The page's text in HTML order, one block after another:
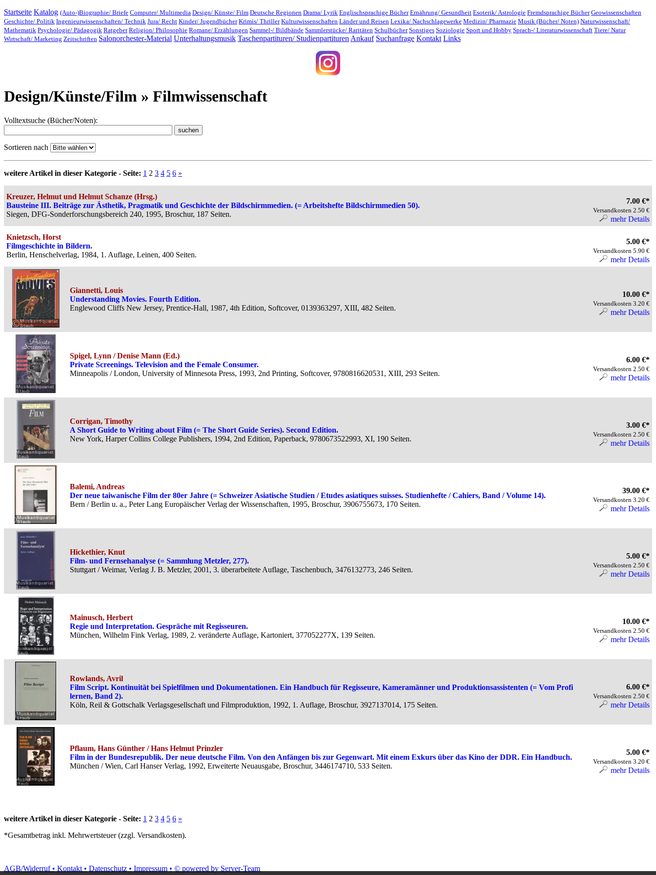
Startseite Katalog (Auto-)Biographie/ Briefe Computer/ Multimedia Design/ Künste/ Film Deutsche Regionen Drama/ Lyrik Englischsprachige Bücher Ernährung/ Gesundheit Esoterik/ Astrologie Fremdsprachige Bücher Geowissenschaften
Geschichte/ Politik Ingenieurwissenschaften/ Technik Jura/ Recht Kinder/ Jugendbücher Krimis/ Thriller Kulturwissenschaften Länder und Reisen Lexika/ Nachschlagewerke Medizin/ Pharmazie Musik (Bücher/ Noten) Naturwissenschaft/
Mathematik Psychologie/ Pädagogik Ratgeber Religion/ Philosophie Romane/ Erzählungen Sammel-/ Bildbände Sammlerstücke/ Raritäten Schulbücher Sonstiges Soziologie Sport und Hobby Sprach-/ Literaturwissenschaft Tiere/ Natur
Wirtschaft/ Marketing Zeitschriften Salonorchester-Material Unterhaltungsmusik Taschenpartituren/ Studienpartituren Ankauf Suchanfrage Kontakt Links
Design/Künste/Film » Filmwissenschaft
Volltextsuche (Bücher/Noten):
Sortieren nach
weitere Artikel in dieser Kategorie - Seite: 1 2 3 4 5 6 »
Kreuzer, Helmut und Helmut Schanze (Hrsg.)
Bausteine III. Beiträge zur Ästhetik, Pragmatik und Geschichte der Bildschirmmedien. (= Arbeitshefte Bildschirmmedien 50).
Siegen, DFG-Sonderforschungsbereich 240, 1995, Broschur, 187 Seiten.
7.00 €*
Versandkosten 2.50 €
mehr Details
Knietzsch, Horst
Filmgeschichte in Bildern.
Berlin, Henschelverlag, 1984, 1. Auflage, Leinen, 400 Seiten.
5.00 €*
Versandkosten 5.90 €
mehr Details
Giannetti, Louis
Understanding Movies. Fourth Edition.
Englewood Cliffs New Jersey, Prentice-Hall, 1987, 4th Edition, Softcover, 0139363297, XIII, 482 Seiten.
10.00 €*
Versandkosten 3.20 €
mehr Details
Spigel, Lynn / Denise Mann (Ed.)
Private Screenings. Television and the Female Consumer.
Minneapolis / London, University of Minnesota Press, 1993, 2nd Printing, Softcover, 9780816620531, XIII, 293 Seiten.
6.00 €*
Versandkosten 2.50 €
mehr Details
Corrigan, Timothy
A Short Guide to Writing about Film (= The Short Guide Series). Second Edition.
New York, Harper Collins College Publishers, 1994, 2nd Edition, Paperback, 9780673522993, XI, 190 Seiten.
3.00 €*
Versandkosten 2.50 €
mehr Details
Balemi, Andreas
Der neue taiwanische Film der 80er Jahre (= Schweizer Asiatische Studien / Etudes asiatiques suisses. Studienhefte / Cahiers, Band / Volume 14).
Bern / Berlin u. a., Peter Lang Europäischer Verlag der Wissenschaften, 1995, Broschur, 3906755673, 170 Seiten.
39.00 €*
Versandkosten 3.20 €
mehr Details
Hickethier, Knut
Film- und Fernsehanalyse (= Sammlung Metzler, 277).
Stuttgart / Weimar, Verlag J. B. Metzler, 2001, 3. überarbeitete Auflage, Taschenbuch, 3476132773, 246 Seiten.
5.00 €*
Versandkosten 2.50 €
mehr Details
Mainusch, Herbert
Regie und Interpretation. Gespräche mit Regisseuren.
München, Wilhelm Fink Verlag, 1989, 2. veränderte Auflage, Kartoniert, 377052277X, 139 Seiten.
10.00 €*
Versandkosten 2.50 €
mehr Details
Rowlands, Avril
Film Script. Kontinuität bei Spielfilmen und Dokumentationen. Ein Handbuch für Regisseure, Kameramänner und Produktionsassistenten (= Vom Profi
lernen, Band 2).
Köln, Reil & Gottschalk Verlagsgesellschaft und Filmproduktion, 1992, 1. Auflage, Broschur, 3927137014, 175 Seiten.
6.00 €*
Versandkosten 2.50 €
mehr Details
Pflaum, Hans Günther / Hans Helmut Prinzler
Film in der Bundesrepublik. Der neue deutsche Film. Von den Anfängen bis zur Gegenwart. Mit einem Exkurs über das Kino der DDR. Ein Handbuch.
München / Wien, Carl Hanser Verlag, 1992, Erweiterte Neuausgabe, Broschur, 3446174710, 533 Seiten.
5.00 €*
Versandkosten 3.20 €
mehr Details
weitere Artikel in dieser Kategorie - Seite: 1 2 3 4 5 6 »
*Gesamtbetrag inkl. Mehrwertsteuer (zzgl. Versandkosten).
AGB/Widerruf • Kontakt • Datenschutz • Impressum • © powered by Server-Team